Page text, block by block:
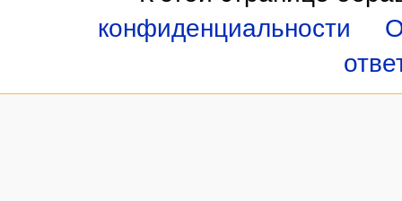
конфиденциальности